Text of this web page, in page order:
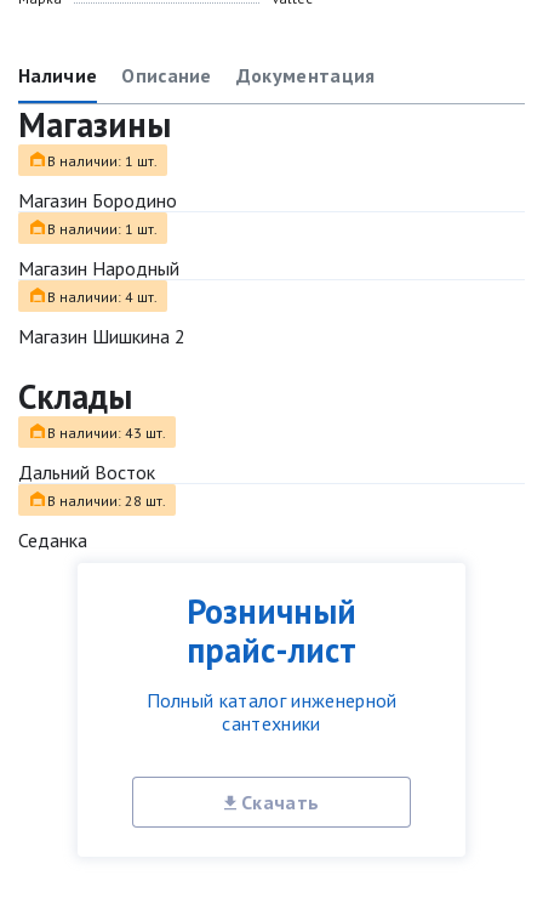
Розничный
прайс-лист
Полный каталог инженерной
сантехники
Скачать
Наличие Описание Документация
Магазины
В наличии: 1 шт.
Магазин Бородино
В наличии: 1 шт.
Магазин Народный
В наличии: 4 шт.
Магазин Шишкина 2
Склады
В наличии: 43 шт.
Дальний Восток
В наличии: 28 шт.
Седанка